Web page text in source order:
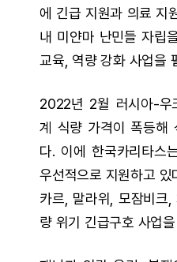
에 긴급 지원과 의료 지
내 미얀마 난민들 자립
교육, 역량 강화 사업을
2022년 2월 러시아-우
계 식량 가격이 폭등해
다. 이에 한국카리타스
우선적으로 지원하고
카르, 말라위, 모잠비크
량 위기 긴급구호 사업